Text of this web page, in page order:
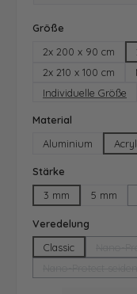
Größe
2x 200 x 90 cm
2x 210 x 100 cm
Individuelle Größe
Material
Aluminium
Stärke
3 mm
5 mm
Veredelung
Classic